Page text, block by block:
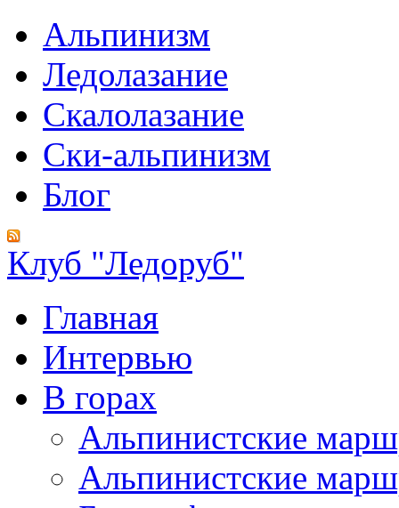
Альпинизм
Ледолазание
Скалолазание
Ски-альпинизм
Блог
Клуб "Ледоруб"
Главная
Интервью
В горах
Альпинистские
Альпинистские